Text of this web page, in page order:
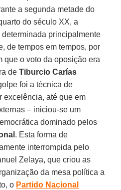
a segunda metade do
do século XX, a
principalmente
de tempos em tempos, por
que o voto da oposição era
deTiburcio Carías
foi a técnica de
excelência, até que em
– iniciou-se um
dominado pelos
. Esta forma de
interrompida pelo
Zelaya, que criou as
da mesa política a
o Partido Nacional